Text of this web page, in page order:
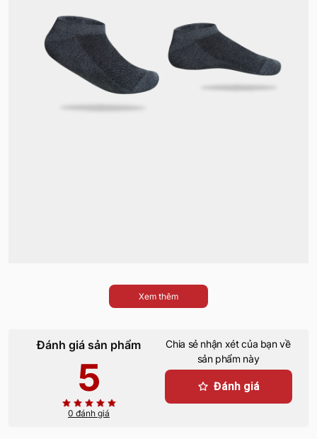
Xem thêm
Đánh giá sản phẩm
5
0 đánh giá
Chia sẻ nhận xét của bạn về
sản phẩm này
Đánh giá